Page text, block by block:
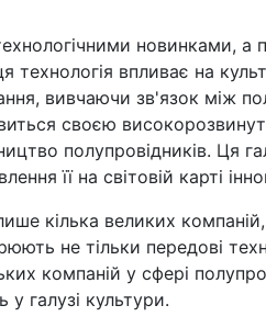
новинками, а
технологія впливає на
вивчаючи зв'язок між
своєю
полупровідників. Ця
її на світовій карті
кілька великих
не тільки передові
компаній у сфері
галузі культури.